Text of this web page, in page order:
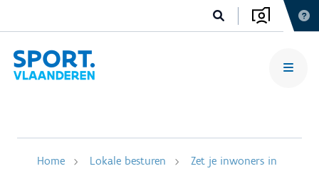
Home Lokale besturen
Zet je inwoners in